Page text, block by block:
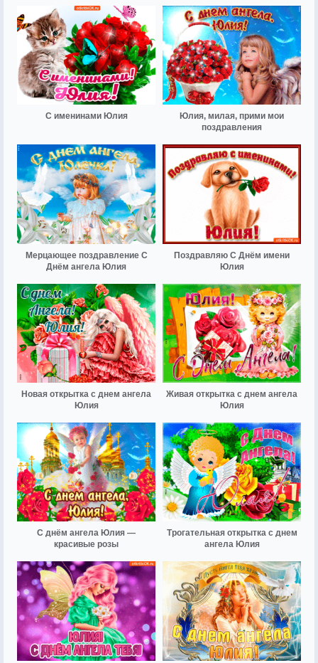
С именинами Юлия
Юлия, милая, прими мои
поздравления
Мерцающее поздравление С
Днём ангела Юлия
Поздравляю С Днём имени
Юлия
Новая открытка с днем ангела
Юлия
Живая открытка с днем ангела
Юлия
С днём ангела Юлия —
красивые розы
Трогательная открытка с днем
ангела Юлия